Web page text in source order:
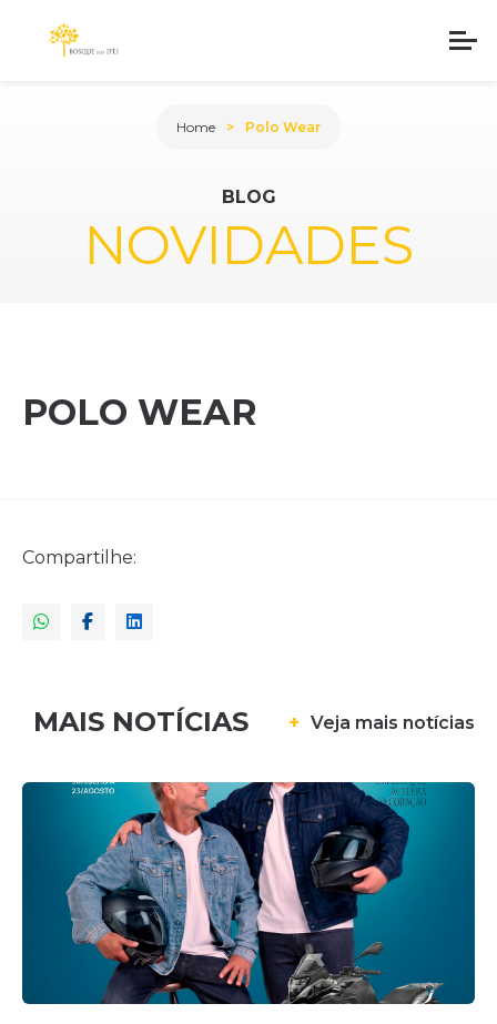
BLOG
NOVIDADES
Home Polo Wear
POLO WEAR
Compartilhe:
MAIS NOTÍCIAS + Veja mais notícias